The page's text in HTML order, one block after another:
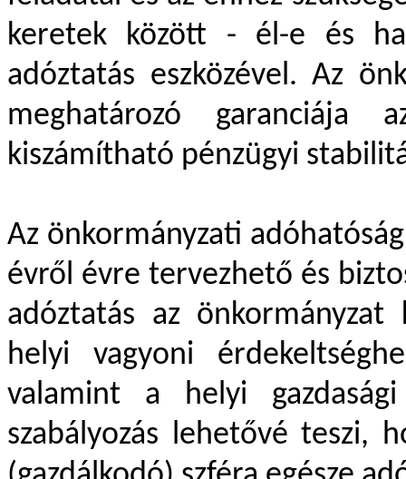
keretek között - él-e és
adóztatás eszközével. Az
meghatározó garanciája
kiszámítható pénzügyi
Az önkormányzati
évről évre tervezhető és
adóztatás az
helyi vagyoni
valamint a helyi
szabályozás lehetővé teszi,